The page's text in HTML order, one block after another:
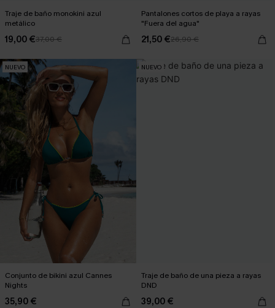
Traje de baño monokini azul
metálico
19,00 €37,00 €
Pantalones cortos de playa a rayas
"Fuera del agua"
21,50 €26,90 €
NUEVO
Conjunto de bikini azul Cannes
Nights
35,90 €
NUEVO
Traje de baño de una pieza a rayas
DND
39,00 €